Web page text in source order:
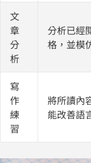
文
章
分
析
分析已經
格，並模
寫
作
練
習
將所讀內
能改善語